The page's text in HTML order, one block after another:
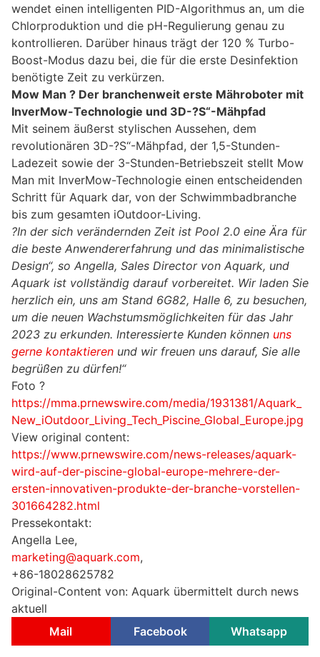
wendet einen intelligenten PID-Algorithmus an, um die
Chlorproduktion und die pH-Regulierung genau zu
kontrollieren. Darüber hinaus trägt der 120 % Turbo-
Boost-Modus dazu bei, die für die erste Desinfektion
benötigte Zeit zu verkürzen.
Mow Man ? Der branchenweit erste Mähroboter mit
InverMow-Technologie und 3D-?S“-Mähpfad
Mit seinem äußerst stylischen Aussehen, dem
revolutionären 3D-?S“-Mähpfad, der 1,5-Stunden-
Ladezeit sowie der 3-Stunden-Betriebszeit stellt Mow
Man mit InverMow-Technologie einen entscheidenden
Schritt für Aquark dar, von der Schwimmbadbranche
bis zum gesamten iOutdoor-Living.
?In der sich verändernden Zeit ist Pool 2.0 eine Ära für
die beste Anwendererfahrung und das minimalistische
Design“, so Angella, Sales Director von Aquark, und
Aquark ist vollständig darauf vorbereitet. Wir laden Sie
herzlich ein, uns am Stand 6G82, Halle 6, zu besuchen,
um die neuen Wachstumsmöglichkeiten für das Jahr
2023 zu erkunden. Interessierte Kunden können uns
gerne kontaktieren und wir freuen uns darauf, Sie alle
begrüßen zu dürfen!“
Foto ?
https://mma.prnewswire.com/media/1931381/Aquark_
New_iOutdoor_Living_Tech_Piscine_Global_Europe.jpg
View original content:
https://www.prnewswire.com/news-releases/aquark-
wird-auf-der-piscine-global-europe-mehrere-der-
ersten-innovativen-produkte-der-branche-vorstellen-
301664282.html
Pressekontakt:
Angella Lee,
marketing@aquark.com,
+86-18028625782
Original-Content von: Aquark übermittelt durch news
aktuell
Mail
Facebook Whatsapp